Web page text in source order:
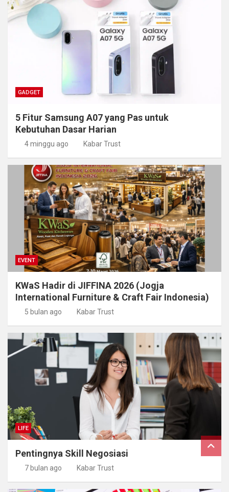
GADGET
5 Fitur Samsung A07 yang Pas untuk
Kebutuhan Dasar Harian
4 minggu ago Kabar Trust
EVENT
KWaS Hadir di JIFFINA 2026 (Jogja
International Furniture & Craft Fair Indonesia)
5 bulan ago Kabar Trust
LIFE
Pentingnya Skill Negosiasi
7 bulan ago Kabar Trust